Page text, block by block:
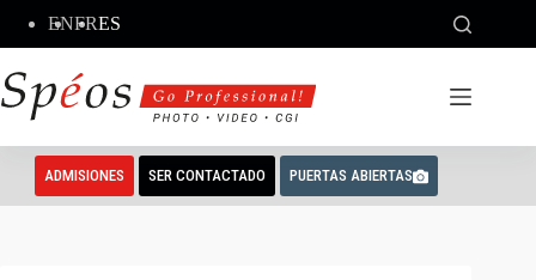
contenido
ENFRES
ADMISIONES SER CONTACTADO PUERTAS ABIERTAS